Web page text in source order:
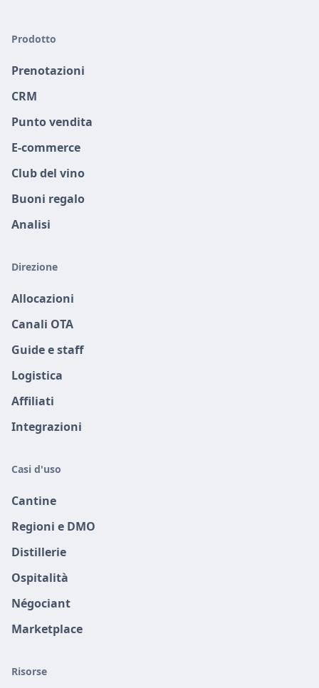
Prodotto
Prenotazioni
CRM
Punto vendita
E-commerce
Club del vino
Buoni regalo
Analisi
Direzione
Allocazioni
Canali OTA
Guide e staff
Logistica
Affiliati
Integrazioni
Casi d'uso
Cantine
Regioni e DMO
Distillerie
Ospitalità
Négociant
Marketplace
Risorse